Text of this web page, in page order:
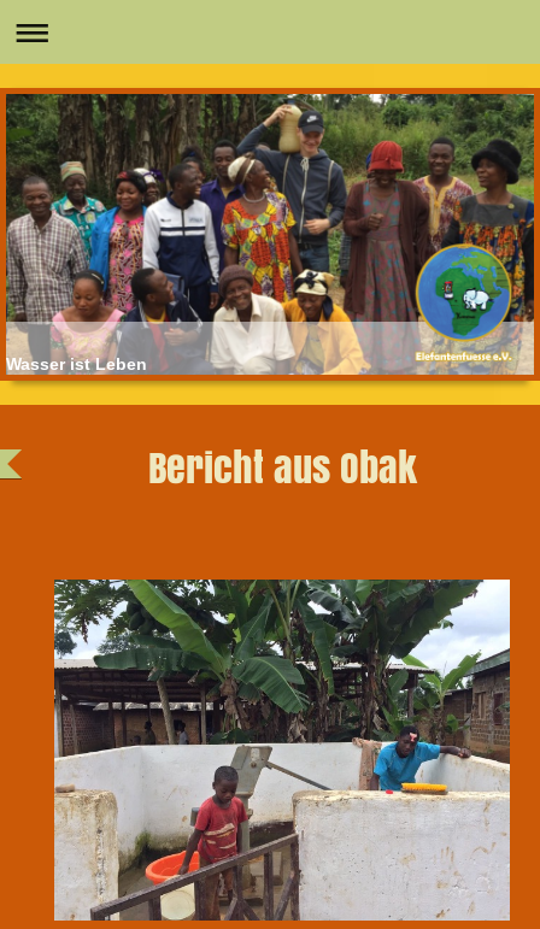
Wasser ist Leben
Bericht aus Obak